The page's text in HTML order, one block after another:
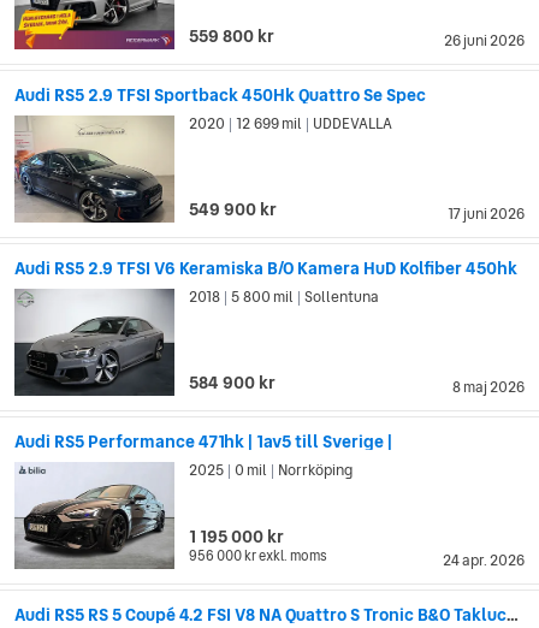
26 juni 2026
559 800 kr
Audi RS5 2.9 TFSI Sportback 450Hk Quattro Se Spec
17 juni 2026
2020 12 699 mil UDDEVALLA
549 900 kr
Audi RS5 2.9 TFSI V6 Keramiska B/O Kamera HuD Kolfiber 450hk
8 maj 2026
2018 5 800 mil Sollentuna
584 900 kr
Audi RS5 Performance 471hk | 1av5 till Sverige |
24 apr. 2026
2025 0 mil Norrköping
1 195 000 kr
956 000 krexkl. moms
Audi RS5 RS 5 Coupé 4.2 FSI V8 NA Quattro S Tronic B&O Taklucka